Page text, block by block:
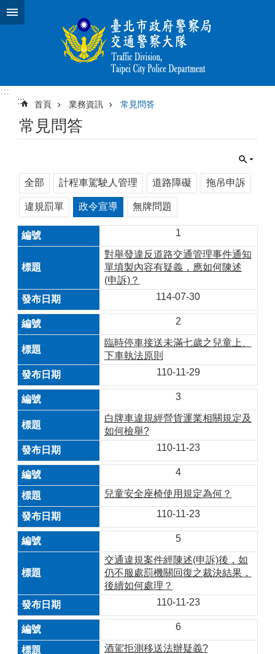
跳到主要內容區塊
:::
:::
首頁 業務資訊 常見問答
常見問答
全部 計程車駕駛人管理 道路障礙 拖吊申訴
違規罰單 政令宣導 無牌問題
1
對舉發違反道路交通管理事件通知
單填製內容有疑義，應如何陳述
(申訴)？
114-07-30
2
臨時停車接送未滿七歲之兒童上、
下車執法原則
110-11-29
3
白牌車違規經營貨運業相關規定及
如何檢舉?
110-11-23
4
兒童安全座椅使用規定為何？
110-11-23
5
交通違規案件經陳述(申訴)後，如
仍不服處罰機關回復之裁決結果，
後續如何處理？
110-11-23
6
酒駕拒測移送法辦疑義?